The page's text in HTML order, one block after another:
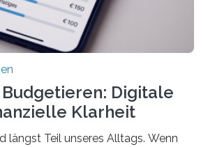
Digitale
Klarheit
längst Teil unseres Alltags. Wenn